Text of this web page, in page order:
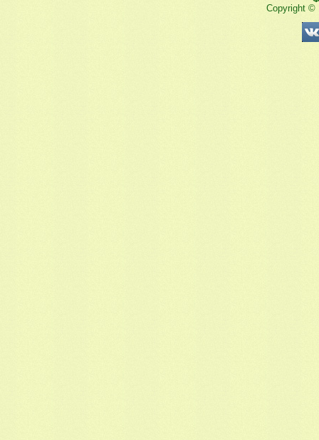
Copyright ©